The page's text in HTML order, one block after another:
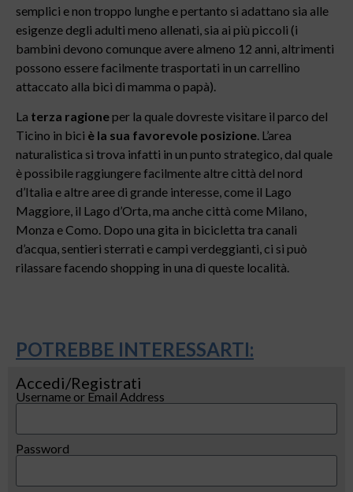
semplici e non troppo lunghe e pertanto si adattano sia alle
esigenze degli adulti meno allenati, sia ai più piccoli (i
bambini devono comunque avere almeno 12 anni, altrimenti
possono essere facilmente trasportati in un carrellino
attaccato alla bici di mamma o papà).
La terza ragioneper la quale dovreste visitare il parco del
Ticino in bici è la sua favorevole posizione. L’area
naturalistica si trova infatti in un punto strategico, dal quale
è possibile raggiungere facilmente altre città del nord
d’Italia e altre aree di grande interesse, come il Lago
Maggiore, il Lago d’Orta, ma anche città come Milano,
Monza e Como. Dopo una gita in bicicletta tra canali
d’acqua, sentieri sterrati e campi verdeggianti, ci si può
rilassare facendo shopping in una di queste località.
POTREBBE INTERESSARTI:
Accedi/Registrati
Username or Email Address
Password